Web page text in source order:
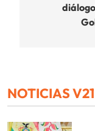
NOTICIAS V21